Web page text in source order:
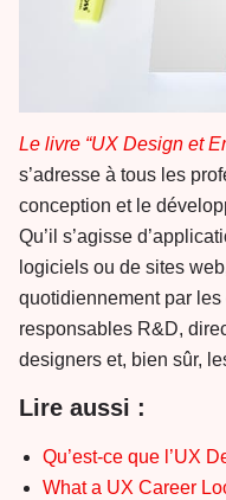
Le livre “UX Design et
s’adresse à tous les
conception et le
Qu’il s’agisse
logiciels ou de sites
quotidiennement par
responsables R&D,
designers et, bien sûr,
Lire aussi :
Qu’est-ce que l’UX
What a UX Career